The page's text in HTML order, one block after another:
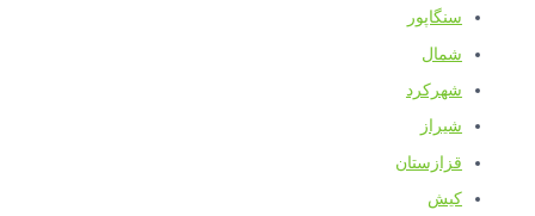
سنگاپور
شمال
شهرکرد
شیراز
قزازستان
کیش